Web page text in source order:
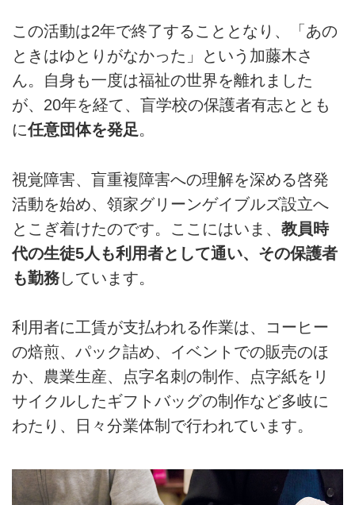
この活動は2年で終了することとなり、「あの
ときはゆとりがなかった」という加藤木さ
ん。自身も一度は福祉の世界を離れました
が、20年を経て、盲学校の保護者有志ととも
に任意団体を発足。
視覚障害、盲重複障害への理解を深める啓発
活動を始め、領家グリーンゲイブルズ設立へ
とこぎ着けたのです。ここにはいま、 教員時
代の生徒5人も利用者として通い、その保護者
も勤務しています。
利用者に工賃が支払われる作業は、コーヒー
の焙煎、パック詰め、イベントでの販売のほ
か、農業生産、点字名刺の制作、点字紙をリ
サイクルしたギフトバッグの制作など多岐に
わたり、日々分業体制で行われています。